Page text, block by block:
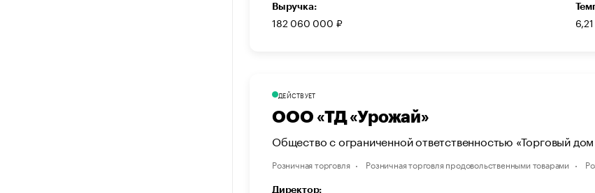
Выручка:
182 060 000 ₽
ДЕЙСТВУЕТ
ООО «ТД «Урожай»
Общество с ограниченной ответственностью «Торговый
Розничная торговля Розничная торговля продовольственными товарами
Директор: